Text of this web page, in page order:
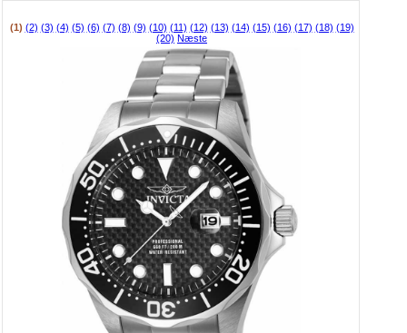
(1) (2) (3) (4) (5) (6) (7) (8) (9) (10) (11) (12) (13) (14) (15) (16) (17) (18) (19)
(20) Næste